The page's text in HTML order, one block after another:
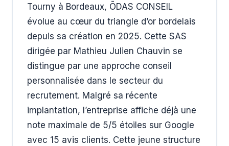
Tourny à Bordeaux, ŌDAS CONSEIL
évolue au cœur du triangle d’or bordelais
depuis sa création en 2025. Cette SAS
dirigée par Mathieu Julien Chauvin se
distingue par une approche conseil
personnalisée dans le secteur du
recrutement. Malgré sa récente
implantation, l’entreprise affiche déjà une
note maximale de 5/5 étoiles sur Google
avec 15 avis clients. Cette jeune structure